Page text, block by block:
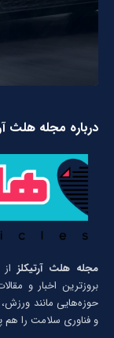
درباره مجله هلث
مجله هلث آرتیکلز
بروزترین اخبار و
حوزه‌هایی مانند ورزش،
و فناوری سلامت را